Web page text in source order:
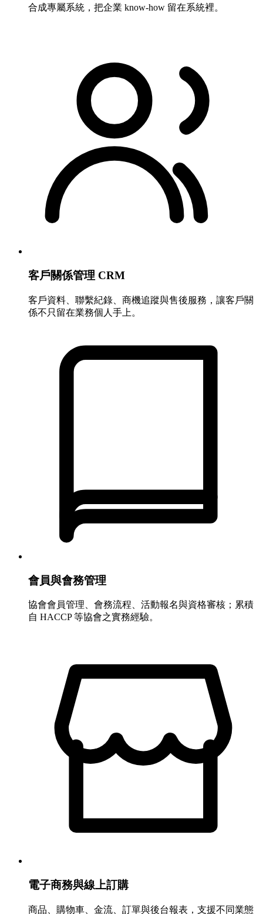
合成專屬系統，把企業 know-how 留在系統裡。
客戶關係管理 CRM
客戶資料、聯繫紀錄、商機追蹤與售後服務，讓客戶關
係不只留在業務個人手上。
會員與會務管理
協會會員管理、會務流程、活動報名與資格審核；累積
自 HACCP 等協會之實務經驗。
電子商務與線上訂購
商品、購物車、金流、訂單與後台報表，支援不同業態